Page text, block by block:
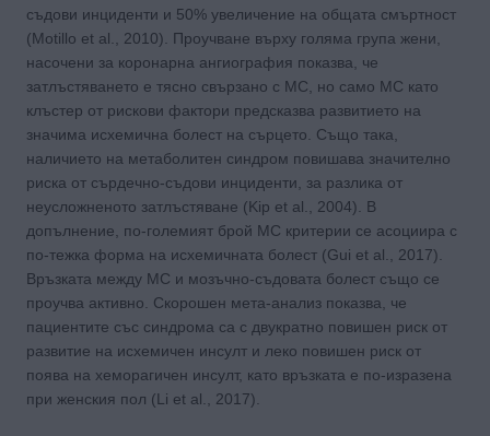
съдови инциденти и 50% увеличение на общата смъртност
(Motillo et al., 2010). Проучване върху голяма група жени,
насочени за коронарна ангиография показва, че
затлъстяването е тясно свързано с МС, но само МС като
клъстер от рискови фактори предсказва развитието на
значима исхемична болест на сърцето. Също така,
наличието на метаболитен синдром повишава значително
риска от сърдечно-съдови инциденти, за разлика от
неусложненото затлъстяване (Kip et al., 2004). В
допълнение, по-големият брой MС критерии се асоциира с
по-тежка форма на исхемичната болест (Gui et al., 2017).
Връзката между МС и мозъчно-съдовата болест също се
проучва активно. Скорошен мета-анализ показва, че
пациентите със синдрома са с двукратно повишен риск от
развитие на исхемичен инсулт и леко повишен риск от
поява на хеморагичен инсулт, като връзката е по-изразена
при женския пол (Li et al., 2017).